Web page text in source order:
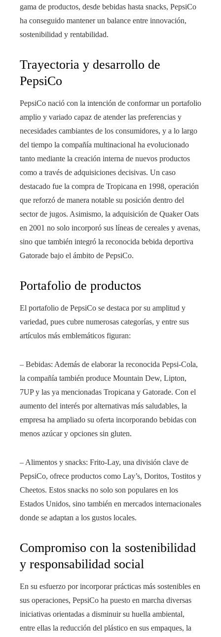
gama de productos, desde bebidas hasta snacks, PepsiCo
ha conseguido mantener un balance entre innovación,
sostenibilidad y rentabilidad.
Trayectoria y desarrollo de
PepsiCo
PepsiCo nació con la intención de conformar un portafolio
amplio y variado capaz de atender las preferencias y
necesidades cambiantes de los consumidores, y a lo largo
del tiempo la compañía multinacional ha evolucionado
tanto mediante la creación interna de nuevos productos
como a través de adquisiciones decisivas. Un caso
destacado fue la compra de Tropicana en 1998, operación
que reforzó de manera notable su posición dentro del
sector de jugos. Asimismo, la adquisición de Quaker Oats
en 2001 no solo incorporó sus líneas de cereales y avenas,
sino que también integró la reconocida bebida deportiva
Gatorade bajo el ámbito de PepsiCo.
Portafolio de productos
El portafolio de PepsiCo se destaca por su amplitud y
variedad, pues cubre numerosas categorías, y entre sus
artículos más emblemáticos figuran:
– Bebidas: Además de elaborar la reconocida Pepsi-Cola,
la compañía también produce Mountain Dew, Lipton,
7UP y las ya mencionadas Tropicana y Gatorade. Con el
aumento del interés por alternativas más saludables, la
empresa ha ampliado su oferta incorporando bebidas con
menos azúcar y opciones sin gluten.
– Alimentos y snacks: Frito-Lay, una división clave de
PepsiCo, ofrece productos como Lay’s, Doritos, Tostitos y
Cheetos. Estos snacks no solo son populares en los
Estados Unidos, sino también en mercados internacionales
donde se adaptan a los gustos locales.
Compromiso con la sostenibilidad
y responsabilidad social
En su esfuerzo por incorporar prácticas más sostenibles en
sus operaciones, PepsiCo ha puesto en marcha diversas
iniciativas orientadas a disminuir su huella ambiental,
entre ellas la reducción del plástico en sus empaques, la